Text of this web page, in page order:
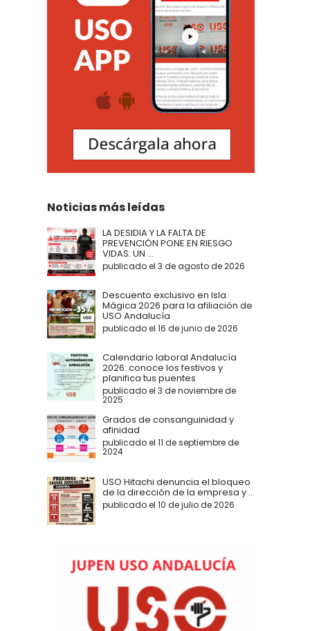
Noticias más leídas
LA DESIDIA Y LA FALTA DE
PREVENCIÓN PONE EN RIESGO
VIDAS: UN ...
publicado el 3 de agosto de 2026
Descuento exclusivo en Isla
Mágica 2026 para la afiliación de
USO Andalucía
publicado el 16 de junio de 2026
Calendario laboral Andalucía
2026: conoce los festivos y
planifica tus puentes
publicado el 3 de noviembre de
2025
Grados de consanguinidad y
afinidad
publicado el 11 de septiembre de
2024
USO Hitachi denuncia el bloqueo
de la dirección de la empresa y ...
publicado el 10 de julio de 2026